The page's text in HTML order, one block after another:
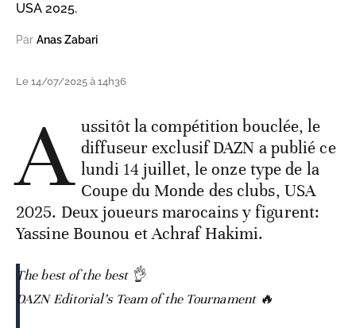
USA 2025.
Par Anas Zabari
Le 14/07/2025 à 14h36
A ussitôt la compétition bouclée, le
diffuseur exclusif DAZN a publié ce
lundi 14 juillet, le onze type de la
Coupe du Monde des clubs, USA
2025. Deux joueurs marocains y figurent:
Yassine Bounou et Achraf Hakimi.
The best of the best 👌
DAZN Editorial’s Team of the Tournament 🔥